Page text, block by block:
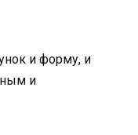
и форму, и
и